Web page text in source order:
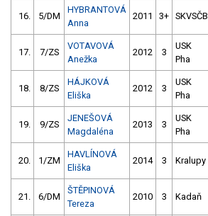
16. 5/DM
HYBRANTOVÁ
Anna
2011 3+ SKVSČB
17. 7/ZS
VOTAVOVÁ
Anežka
2012 3
USK
Pha
18. 8/ZS
HÁJKOVÁ
Eliška
2012 3
USK
Pha
19. 9/ZS
JENEŠOVÁ
Magdaléna
2013 3
USK
Pha
20. 1/ZM
HAVLÍNOVÁ
Eliška
2014 3 Kralupy
21. 6/DM
ŠTĚPINOVÁ
Tereza
2010 3 Kadaň